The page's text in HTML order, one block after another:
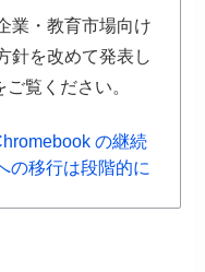
業・教育市場向け
針を改めて発表し
覧ください。
の継続
の移行は段階的に